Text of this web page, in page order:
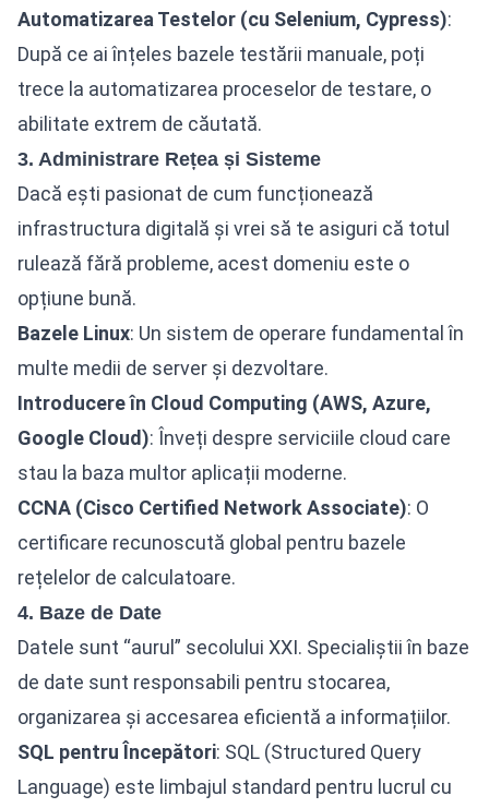
Automatizarea Testelor (cu Selenium, Cypress):
După ce ai înțeles bazele testării manuale, poți
trece la automatizarea proceselor de testare, o
abilitate extrem de căutată.
3. Administrare Rețea și Sisteme
Dacă ești pasionat de cum funcționează
infrastructura digitală și vrei să te asiguri că totul
rulează fără probleme, acest domeniu este o
opțiune bună.
Bazele Linux: Un sistem de operare fundamental în
multe medii de server și dezvoltare.
Introducere în Cloud Computing (AWS, Azure,
Google Cloud): Înveți despre serviciile cloud care
stau la baza multor aplicații moderne.
CCNA (Cisco Certified Network Associate): O
certificare recunoscută global pentru bazele
rețelelor de calculatoare.
4. Baze de Date
Datele sunt “aurul” secolului XXI. Specialiștii în baze
de date sunt responsabili pentru stocarea,
organizarea și accesarea eficientă a informațiilor.
SQL pentru Începători: SQL (Structured Query
Language) este limbajul standard pentru lucrul cu